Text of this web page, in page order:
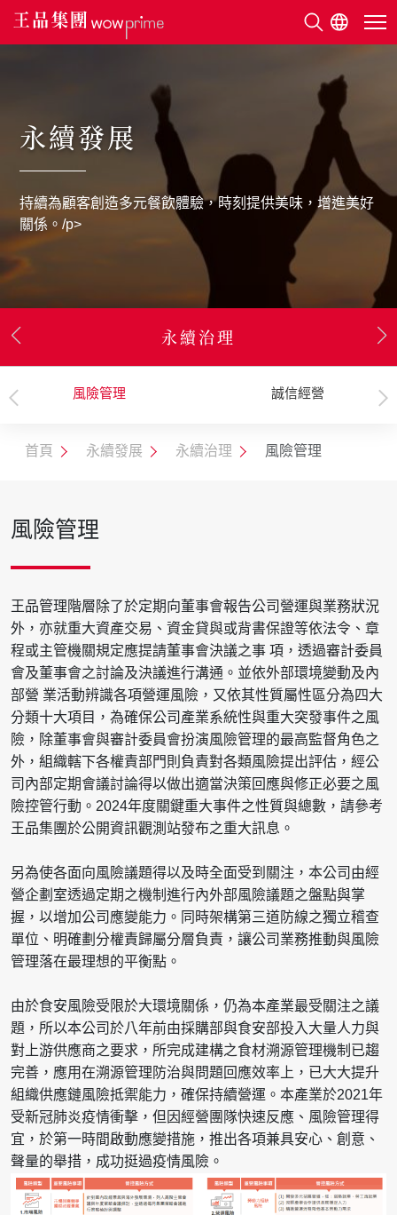
美味地圖
永續發展
永續發展
持續為顧客創造多元餐飲體驗，時刻提供美味，增進美好
關係。/p>
永續治理
董事長的話 永續願景與目標
風險管理 誠信經營
採購食安政策 供應商管理
安心食品管理 供應鏈食品安全
能源管理
污染防治&廢棄
物處理
關鍵成果 人力雇用
社會經營 顧客滿意度經營
首頁 永續發展 永續治理 風險管理
風險管理
王品管理階層除了於定期向董事會報告公司營運與業務狀況
外，亦就重大資產交易、資金貸與或背書保證等依法令、章
程或主管機關規定應提請董事會決議之事 項，透過審計委員
會及董事會之討論及決議進行溝通。並依外部環境變動及內
部營 業活動辨識各項營運風險，又依其性質屬性區分為四大
分類十大項目，為確保公司產業系統性與重大突發事件之風
險，除董事會與審計委員會扮演風險管理的最高監督角色之
外，組織轄下各權責部門則負責對各類風險提出評估，經公
司內部定期會議討論得以做出適當決策回應與修正必要之風
險控管行動。2024年度關鍵重大事件之性質與總數，請參考
王品集團於公開資訊觀測站發布之重大訊息。
另為使各面向風險議題得以及時全面受到關注，本公司由經
營企劃室透過定期之機制進行內外部風險議題之盤點與掌
握，以增加公司應變能力。同時架構第三道防線之獨立稽查
單位、明確劃分權責歸屬分層負責，讓公司業務推動與風險
管理落在最理想的平衡點。
由於食安風險受限於大環境關係，仍為本產業最受關注之議
題，所以本公司於八年前由採購部與食安部投入大量人力與
對上游供應商之要求，所完成建構之食材溯源管理機制已趨
完善，應用在溯源管理防治與問題回應效率上，已大大提升
組織供應鏈風險抵禦能力，確保持續營運。本產業於2021年
受新冠肺炎疫情衝擊，但因經營團隊快速反應、風險管理得
宜，於第一時間啟動應變措施，推出各項兼具安心、創意、
聲量的舉措，成功挺過疫情風險。